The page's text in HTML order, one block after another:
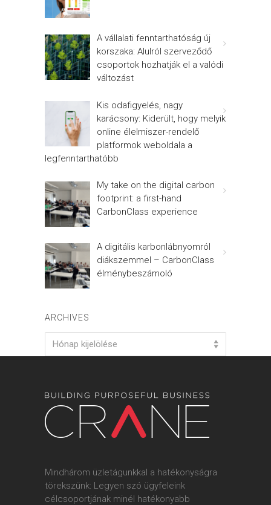
A vállalati fenntarthatóság új
korszaka: Alulról szerveződő
csoportok hozhatják el a valódi
változást
Kis odafigyelés, nagy
karácsony: Kiderült, hogy melyik
online élelmiszer-rendelő
platformok weboldala a
legfenntarthatóbb
My take on the digital carbon
footprint: a first-hand
CarbonClass experience
A digitális karbonlábnyomról
diákszemmel – CarbonClass
élménybeszámoló
ARCHIVES
Hónap kijelölése
Mindhárom üzletágunkkal a hatékonyságra
törekszünk: Legyen szó ügyfeleink
célcsoportjának minél hatékonyabb